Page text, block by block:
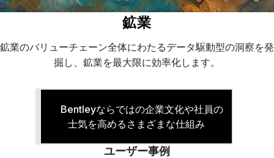
鉱業
鉱業のバリューチェーン全体にわたるデータ駆動型の洞察を発
掘し、鉱業を最大限に効率化します。
Bentleyならではの企業文化や社員の
士気を高めるさまざまな仕組み
ユーザー事例